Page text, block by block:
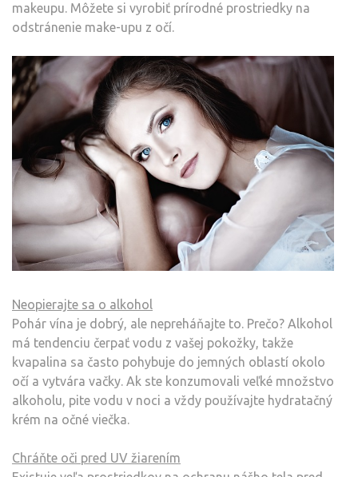
makeupu. Môžete si vyrobiť prírodné prostriedky na
odstránenie make-upu z očí.
Neopierajte sa o alkohol
Pohár vína je dobrý, ale nepreháňajte to. Prečo? Alkohol
má tendenciu čerpať vodu z vašej pokožky, takže
kvapalina sa často pohybuje do jemných oblastí okolo
očí a vytvára vačky. Ak ste konzumovali veľké množstvo
alkoholu, pite vodu v noci a vždy používajte hydratačný
krém na očné viečka.
Chráňte oči pred UV žiarením